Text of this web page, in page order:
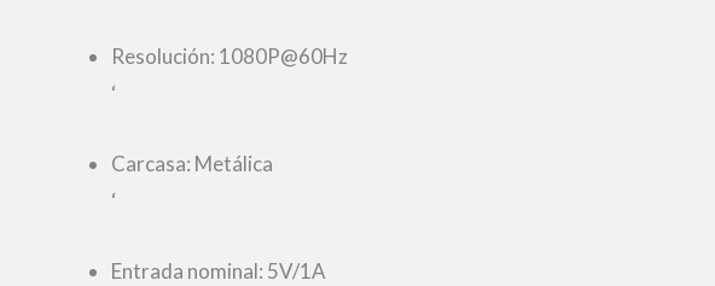
Resolución: 1080P@60Hz
‘
Carcasa: Metálica
‘
Entrada nominal: 5V/1A